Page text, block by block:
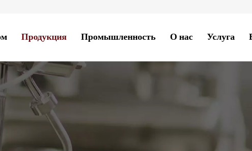
Продукция Промышленность О нас Услуга